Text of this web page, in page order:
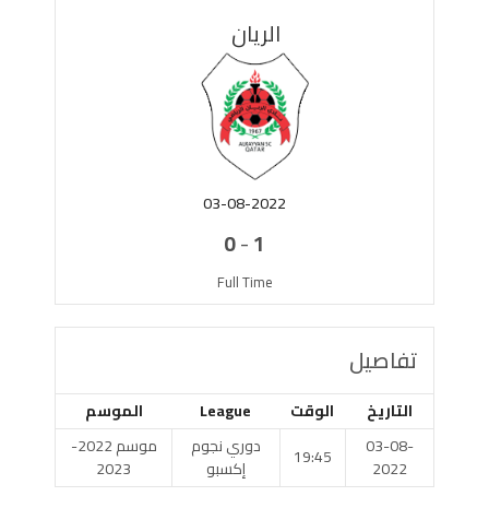
الريان
03-08-2022
1
-
0
Full Time
تفاصيل
التاريخ الوقت League
الموسم
03-08-
2022
19:45
دوري نجوم
إكسبو
موسم 2022-
2023